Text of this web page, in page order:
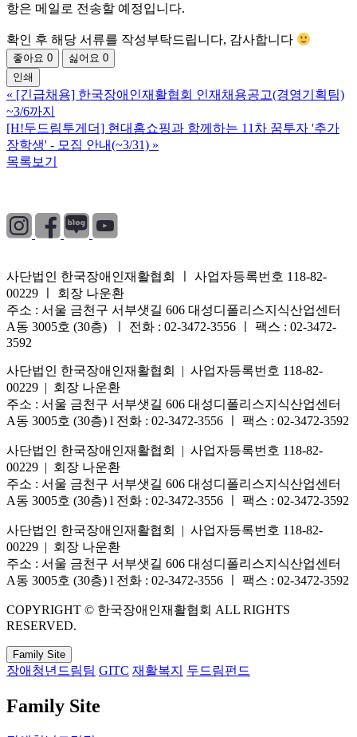
항은 메일로 전송할 예정입니다.
확인 후 해당 서류를 작성부탁드립니다, 감사합니다
좋아요 0 싫어요 0
인쇄
« [긴급채용] 한국장애인재활협회 인재채용공고(경영기획팀)
~3/6까지
[H!두드림투게더] 현대홈쇼핑과 함께하는 11차 꿈투자 '추가
장학생' - 모집 안내(~3/31) »
목록보기
사단법인 한국장애인재활협회 ㅣ 사업자등록번호 118-82-
00229 ㅣ 회장 나운환
주소 : 서울 금천구 서부샛길 606 대성디폴리스지식산업센터
A동 3005호 (30층) ㅣ 전화 : 02-3472-3556 ㅣ 팩스 : 02-3472-
3592
사단법인 한국장애인재활협회 | 사업자등록번호 118-82-
00229 | 회장 나운환
주소 : 서울 금천구 서부샛길 606 대성디폴리스지식산업센터
A동 3005호 (30층) l 전화 : 02-3472-3556 ㅣ 팩스 : 02-3472-3592
사단법인 한국장애인재활협회 | 사업자등록번호 118-82-
00229 | 회장 나운환
주소 : 서울 금천구 서부샛길 606 대성디폴리스지식산업센터
A동 3005호 (30층) l 전화 : 02-3472-3556 ㅣ 팩스 : 02-3472-3592
사단법인 한국장애인재활협회 | 사업자등록번호 118-82-
00229 | 회장 나운환
주소 : 서울 금천구 서부샛길 606 대성디폴리스지식산업센터
A동 3005호 (30층) l 전화 : 02-3472-3556 ㅣ 팩스 : 02-3472-3592
COPYRIGHT © 한국장애인재활협회 ALL RIGHTS
RESERVED.
Family Site
장애청년드림팀 GITC 재활복지 두드림펀드
Family Site